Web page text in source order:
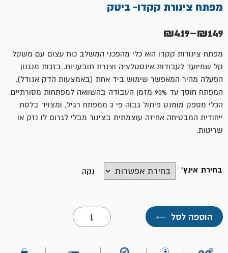
מפתח צינורת קקדו- ביטק
₪149
–
₪419
טווח
מחירים:
עד
מפתח צינורות קקדו הוא כלי מהפכני המשלב כוח עצום עם משקל
קל שמיועד לעבודות אינסטלציה וצנרת תובעניות. בזכות מנגנון
הפעלה מהיר המאפשר שימוש ביד אחת (באמצעות הדק אגודל),
המפתח חוסך עד 90% מזמן העבודה בהשוואה למפתחות מסורתיים.
הכלי מספק מומנט פיתול גבוה פי 3 ממפתח רגיל, ומצויד בלסת
ייחודית המבטיחה אחיזה עוצמתית בצינור מבלי לגרום לו נזק או
שריטות.
בחירת אינץ' נקה
הוספה לסל ←
כמות
של
מפתח
קקדו-